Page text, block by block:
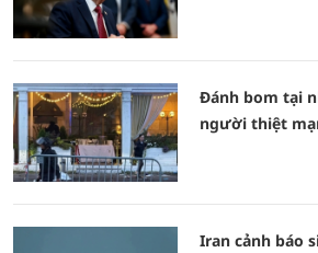
Đánh bom tại
người thiệt
Iran cảnh báo